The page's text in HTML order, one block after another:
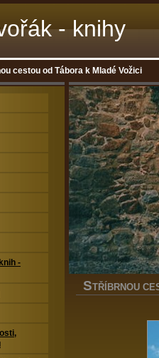
- knihy
cestou od Tábora k Mladé Vožici
STŘÍBRNOU
-